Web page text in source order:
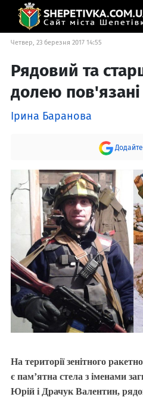
Четвер, 23 березня 2017 14:55
Рядовий та
долею пов'язані
Ірина Баранова
На території зенітного
є пам’ятна стела з іменами
Юрій і Драчук Валентин,